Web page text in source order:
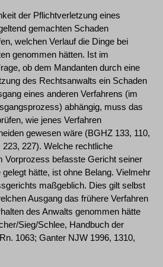
der Pflichtverletzung eines
gemachten Schaden
welchen Verlauf die Dinge bei
genommen hätten. Ist im
ob dem Mandanten durch eine
des Rechtsanwalts ein Schaden
eines anderen Verfahrens (im
abhängig, muss das
wie jenes Verfahren
gewesen wäre (BGHZ 133, 110,
223, 227). Welche rechtliche
Vorprozess befasste Gericht seiner
hätte, ist ohne Belang. Vielmehr
maßgeblich. Dies gilt selbst
Ausgang das frühere Verfahren
des Anwalts genommen hätte
Sieg/Schlee, Handbuch der
1063; Ganter NJW 1996, 1310,